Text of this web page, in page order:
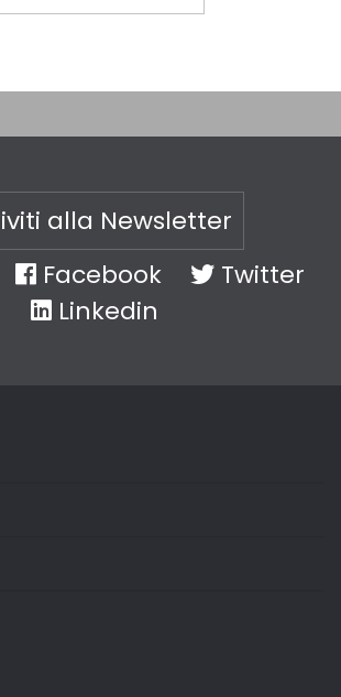
alla Newsletter
Facebook
Twitter
Linkedin